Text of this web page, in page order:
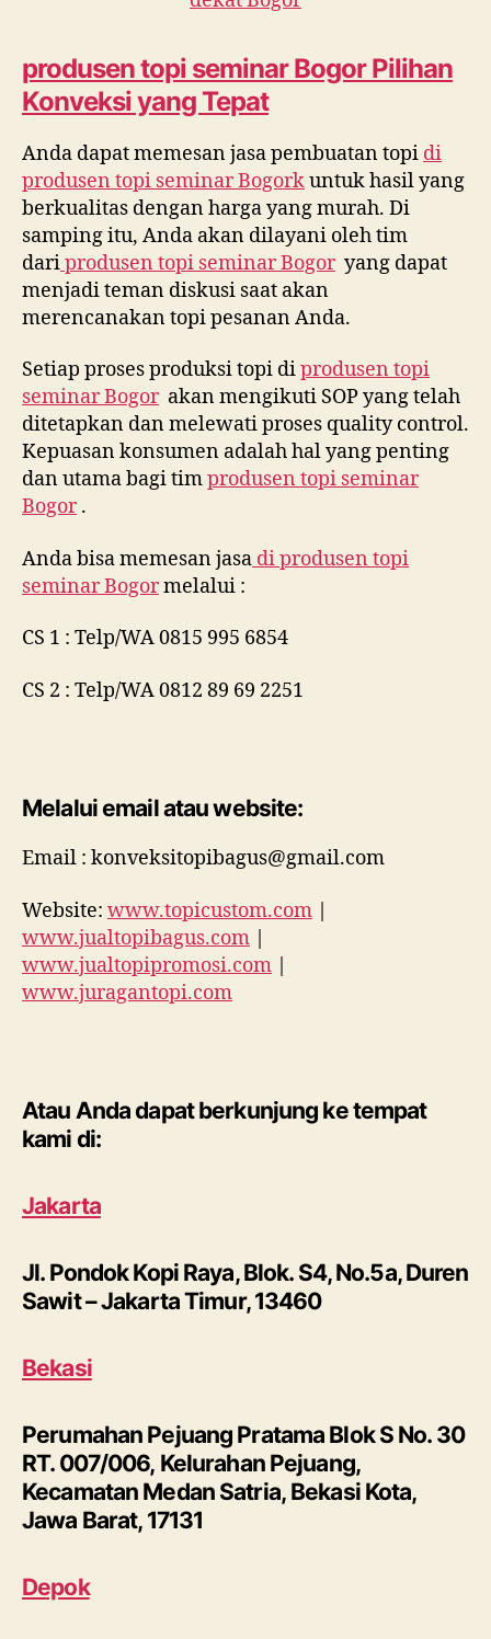
produsen topi seminarBogor Pilihan
Konveksi yang Tepat
Anda dapat memesan jasa pembuatan topi di
produsen topi seminar Bogorkuntuk hasil yang
berkualitas dengan harga yang murah. Di
samping itu, Anda akan dilayani oleh tim
dariprodusen topi seminar Bogoryang dapat
menjadi teman diskusi saat akan
merencanakan topi pesanan Anda.
Setiap proses produksi topi diprodusen topi
seminar Bogorakan mengikuti SOP yang telah
ditetapkan dan melewati proses quality control.
Kepuasan konsumen adalah hal yang penting
dan utama bagi timprodusen topi seminar
Bogor.
Anda bisa memesan jasa diprodusen topi
seminar Bogormelalui :
CS 1 : Telp/WA 0815 995 6854
CS 2 : Telp/WA 0812 89 69 2251
Melalui email atau website:
Email : konveksitopibagus@gmail.com
Website: www.topicustom.com |
www.jualtopibagus.com |
www.jualtopipromosi.com |
www.juragantopi.com
Atau Anda dapat berkunjung ke tempat
kami di:
Jakarta
Jl. Pondok Kopi Raya, Blok. S4, No.5a, Duren
Sawit – Jakarta Timur, 13460
Bekasi
Perumahan Pejuang Pratama Blok S No. 30
RT. 007/006, Kelurahan Pejuang,
Kecamatan Medan Satria, Bekasi Kota,
Jawa Barat, 17131
Depok